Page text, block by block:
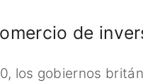
de
los gobiernos